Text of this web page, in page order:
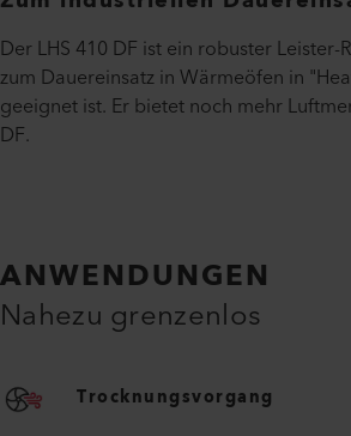
Der LHS 410 DF ist ein robuster
zum Dauereinsatz in Wärmeöfen in
geeignet ist. Er bietet noch mehr
DF.
ANWENDUNGEN
Nahezu grenzenlos
Trocknungsvorgang